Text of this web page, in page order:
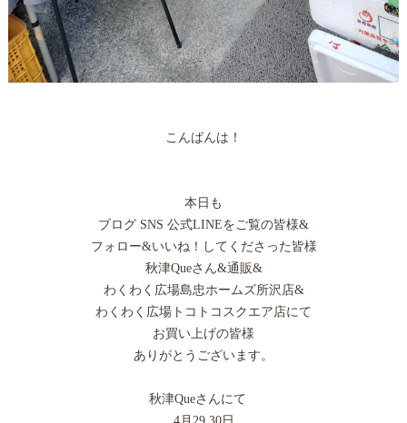
こんばんは！
本日も
ブログ SNS 公式LINEをご覧の皆様&
フォロー&いいね！してくださった皆様
秋津Queさん&通販&
わくわく広場島忠ホームズ所沢店&
わくわく広場トコトコスクエア店にて
お買い上げの皆様
ありがとうございます。
秋津Queさんにて